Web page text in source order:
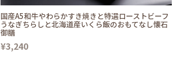
国産A5和牛やわらかすき焼きと特選ローストビーフ
うなぎちらしと北海道産いくら飯のおもてなし懐石
御膳
¥3,240